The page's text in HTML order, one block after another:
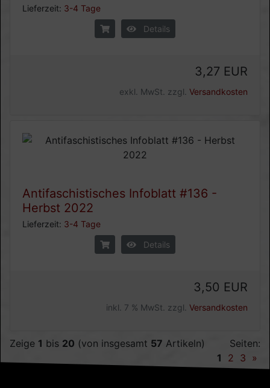
Lieferzeit: 3-4 Tage
Details
3,27 EUR
exkl. MwSt. zzgl. Versandkosten
Antifaschistisches Infoblatt #136 -
Herbst 2022
Lieferzeit: 3-4 Tage
Details
3,50 EUR
inkl. 7 % MwSt. zzgl. Versandkosten
Zeige 1 bis 20 (von insgesamt 57 Artikeln)
Seiten:
1
2 3 »